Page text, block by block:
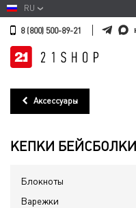
RU
8 (800) 500-89-21
Аксессуары
КЕПКИ БЕЙСБОЛКИ
Блокноты
Варежки